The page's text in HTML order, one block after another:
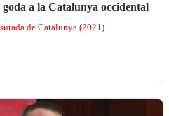
a la Catalunya occidental
de Catalunya (2021)